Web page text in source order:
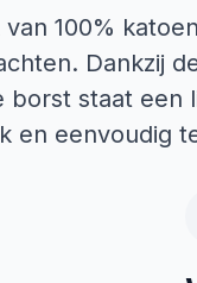
100%
Dankzij
borst staat een
en eenvoudig